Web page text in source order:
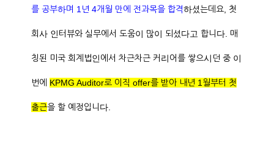
를 공부하며 1년 4개월 만에 전과목을 합격하셨는데요, 첫
회사 인터뷰와 실무에서 도움이 많이 되셨다고 합니다. 매
칭된 미국 회계법인에서 차근차근 커리어를 쌓으시던 중 이
번에 KPMG Auditor로 이직 offer를 받아 내년 1월부터 첫
출근을 할 예정입니다.